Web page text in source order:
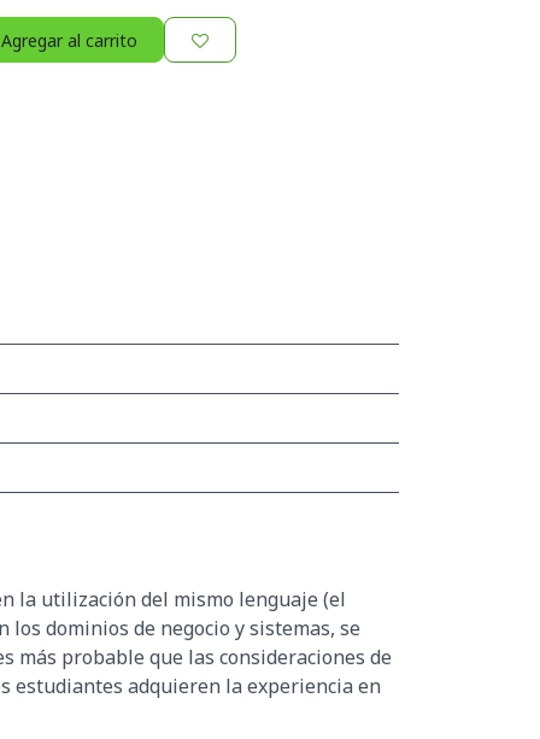
Agregar al carrito
la utilización del mismo lenguaje (el
dominios de negocio y sistemas, se
más probable que las consideraciones de
estudiantes adquieren la experiencia en